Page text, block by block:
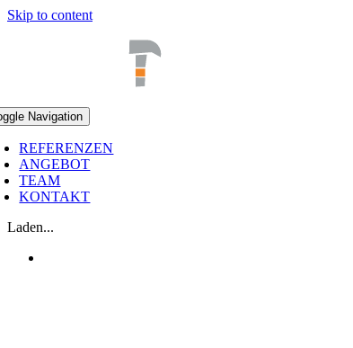
Skip to content
Navigation
REFERENZEN
ANGEBOT
TEAM
KONTAKT
Laden...